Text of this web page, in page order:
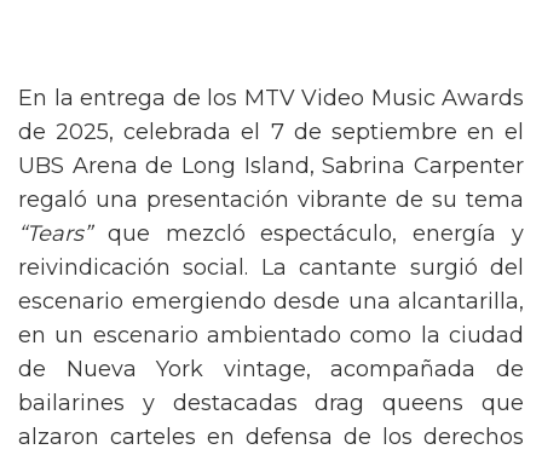
En la entrega de los MTV Video Music Awards
de 2025, celebrada el 7 de septiembre en el
UBS Arena de Long Island, Sabrina Carpenter
regaló una presentación vibrante de su tema
“Tears”que mezcló espectáculo, energía y
reivindicación social. La cantante surgió del
escenario emergiendo desde una alcantarilla,
en un escenario ambientado como la ciudad
de Nueva York vintage, acompañada de
bailarines y destacadas drag queens que
alzaron carteles en defensa de los derechos